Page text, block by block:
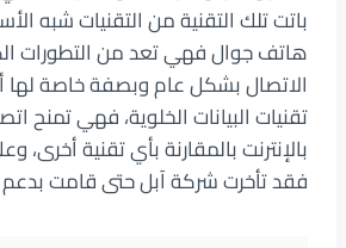
باتت تلك التقنية من التقنيات شبه
هاتف جوال فهي تعد من التطورات
الاتصال بشكل عام وبصفة خاصة لها
تقنيات البيانات الخلوية، فهي تمنح
بالإنترنت بالمقارنة بأي تقنية أخرى،
فقد تأخرت شركة آبل حتى قامت بدعم